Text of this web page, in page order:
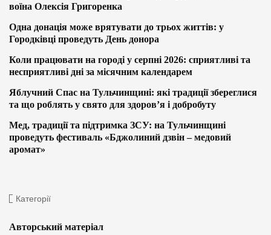
воїна Олексія Григоренка
Одна донація може врятувати до трьох життів: у
Городківці проведуть День донора
Коли працювати на городі у серпні 2026: сприятливі та
несприятливі дні за місячним календарем
Яблучний Спас на Тульчинщині: які традиції збереглися
та що роблять у свято для здоров’я і добробуту
Мед, традиції та підтримка ЗСУ: на Тульчинщині
проведуть фестиваль «Бджолиний дзвін – медовий
аромат»
Категорії
Авторський матеріал